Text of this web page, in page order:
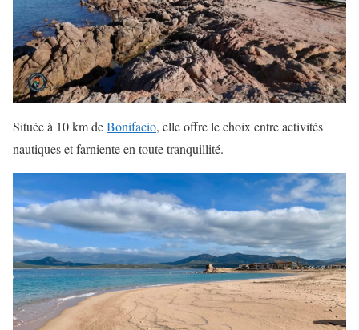
Située à 10 km deBonifacio, elle offre le choix entre activités
nautiques et farniente en toute tranquillité.